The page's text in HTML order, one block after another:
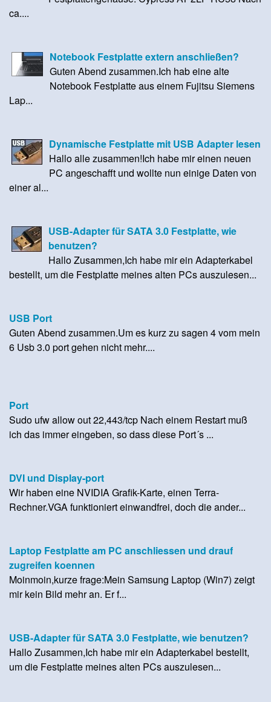
ca....
Notebook Festplatte extern anschließen?
Guten Abend zusammen.Ich hab eine alte
Notebook Festplatte aus einem Fujitsu Siemens
Lap...
Dynamische Festplatte mit USB Adapter lesen
Hallo alle zusammen!Ich habe mir einen neuen
PC angeschafft und wollte nun einige Daten von
einer al...
USB-Adapter für SATA 3.0 Festplatte, wie
benutzen?
Hallo Zusammen,Ich habe mir ein Adapterkabel
bestellt, um die Festplatte meines alten PCs auszulesen...
USB Port
Guten Abend zusammen.Um es kurz zu sagen 4 vom mein
6 Usb 3.0 port gehen nicht mehr....
Port
Sudo ufw allow out 22,443/tcp Nach einem Restart muß
ich das immer eingeben, so dass diese Port´s ...
DVI und Display-port
Wir haben eine NVIDIA Grafik-Karte, einen Terra-
Rechner.VGA funktioniert einwandfrei, doch die ander...
Laptop Festplatte am PC anschliessen und drauf
zugreifen koennen
Moinmoin,kurze frage:Mein Samsung Laptop (Win7) zeigt
mir kein Bild mehr an. Er f...
USB-Adapter für SATA 3.0 Festplatte, wie benutzen?
Hallo Zusammen,Ich habe mir ein Adapterkabel bestellt,
um die Festplatte meines alten PCs auszulesen...